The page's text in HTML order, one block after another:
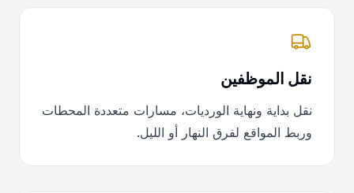
نقل الموظفين
نقل بداية ونهاية الورديات، مسارات متعددة المحطات
وربط المواقع لفرق النهار أو الليل.